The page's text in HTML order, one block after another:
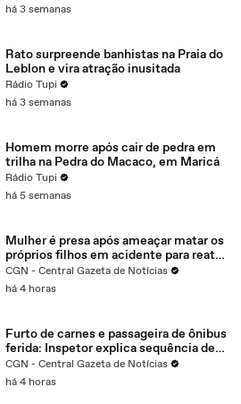
há 3 semanas
Rato surpreende banhistas na Praia do
Leblon e vira atração inusitada
Rádio Tupi
há 3 semanas
Homem morre após cair de pedra em
trilha na Pedra do Macaco, em Maricá
Rádio Tupi
há 5 semanas
Mulher é presa após ameaçar matar os
próprios filhos em acidente para reatar
relacionamento
CGN - Central Gazeta de Notícias
há 4 horas
Furto de carnes e passageira de ônibus
ferida: Inspetor explica sequência de
ocorrências
CGN - Central Gazeta de Notícias
há 4 horas